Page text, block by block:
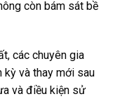
còn bám sát bề
các chuyên gia
kỳ và thay mới sau
và điều kiện sử